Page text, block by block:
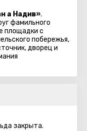
а Надив».
фамильного
площадки с
побережья,
дворец и
закрыта.